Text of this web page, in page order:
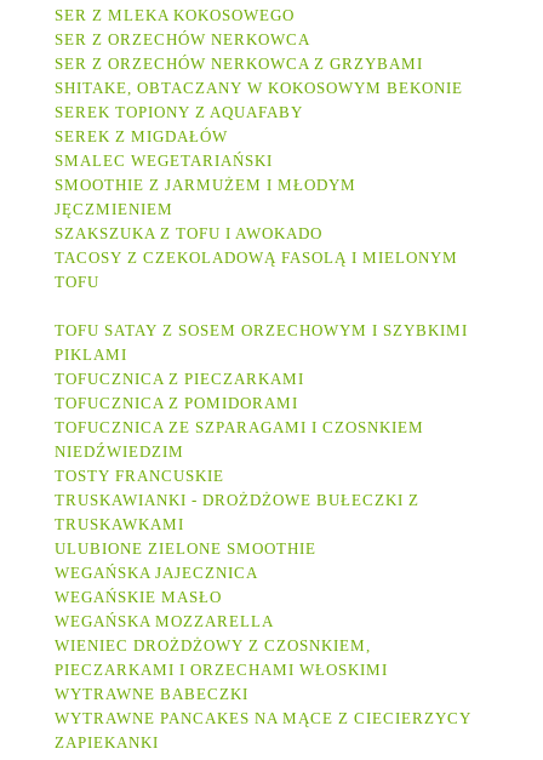
SER Z MLEKA KOKOSOWEGO
SER Z ORZECHÓW NERKOWCA
SER Z ORZECHÓW NERKOWCA Z GRZYBAMI
SHITAKE, OBTACZANY W KOKOSOWYM BEKONIE
SEREK TOPIONY Z AQUAFABY
SEREK Z MIGDAŁÓW
SMALEC WEGETARIAŃSKI
SMOOTHIE Z JARMUŻEM I MŁODYM
JĘCZMIENIEM
SZAKSZUKA Z TOFU I AWOKADO
TACOSY Z CZEKOLADOWĄ FASOLĄ I MIELONYM
TOFU
TOFU SATAY Z SOSEM ORZECHOWYM I SZYBKIMI
PIKLAMI
TOFUCZNICA Z PIECZARKAMI
TOFUCZNICA Z POMIDORAMI
TOFUCZNICA ZE SZPARAGAMI I CZOSNKIEM
NIEDŹWIEDZIM
TOSTY FRANCUSKIE
TRUSKAWIANKI - DROŻDŻOWE BUŁECZKI Z
TRUSKAWKAMI
ULUBIONE ZIELONE SMOOTHIE
WEGAŃSKA JAJECZNICA
WEGAŃSKIE MASŁO
WEGAŃSKA MOZZARELLA
WIENIEC DROŻDŻOWY Z CZOSNKIEM,
PIECZARKAMI I ORZECHAMI WŁOSKIMI
WYTRAWNE BABECZKI
WYTRAWNE PANCAKES NA MĄCE Z CIECIERZYCY
ZAPIEKANKI